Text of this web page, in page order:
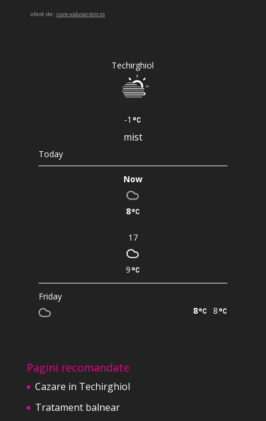
oferit de: curs-valutar-bnr.ro
Techirghiol
-1
mist
Today
Now
8
17
9
Friday
8
8
Pagini recomandate
Cazare in Techirghiol
Tratament balnear